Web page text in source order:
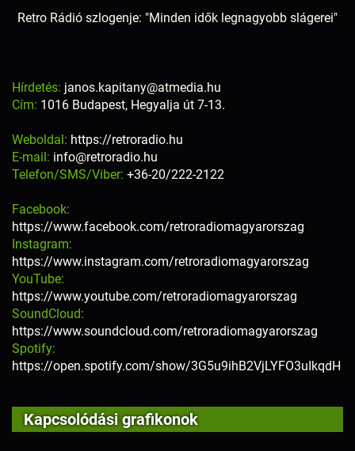
Retro Rádió szlogenje: "Minden idők legnagyobb slágerei"
Hírdetés: janos.kapitany@atmedia.hu
Cím: 1016 Budapest, Hegyalja út 7-13.
Weboldal: https://retroradio.hu
E-mail: info@retroradio.hu
Telefon/SMS/Viber: +36-20/222-2122
Facebook:
https://www.facebook.com/retroradiomagyarorszag
Instagram:
https://www.instagram.com/retroradiomagyarorszag
YouTube:
https://www.youtube.com/retroradiomagyarorszag
SoundCloud:
https://www.soundcloud.com/retroradiomagyarorszag
Spotify:
https://open.spotify.com/show/3G5u9ihB2VjLYFO3uIkqdH
Kapcsolódási grafikonok